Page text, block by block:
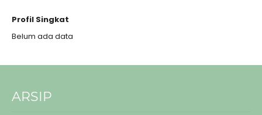
Profil Singkat
Belum ada data
ARSIP